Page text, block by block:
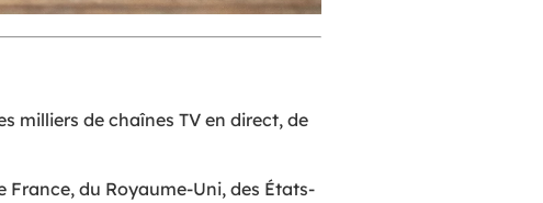
milliers de chaînes TV en direct, de
du Royaume-Uni, des États-